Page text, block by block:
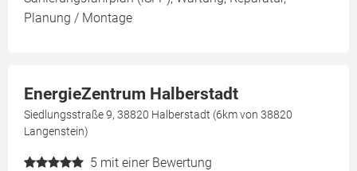
Planung / Montage
EnergieZentrum Halberstadt
Siedlungsstraße 9, 38820 Halberstadt (6km von 38820
Langenstein)
5 mit einer Bewertung